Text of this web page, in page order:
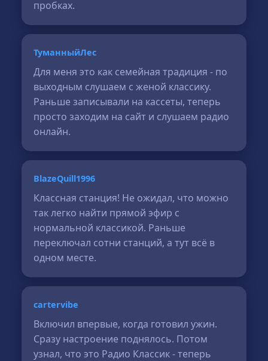
пробках.
ТуманныйЛес
Для меня это как семейная традиция - по
выходным слушаем с женой классику.
Раньше записывали на кассеты, теперь
просто заходим на сайт и слушаем радио
онлайн.
BlazeQuill1996
Классная станция! Не ожидал, что можно
так легко найти прямой эфир с
нормальной классикой. Раньше
переключал сотни станций, а тут всё в
одном месте.
cartervibe
Включил впервые, когда готовил ужин.
Сразу настроение поднялось. Потом
узнал, что это Радио Классик - теперь